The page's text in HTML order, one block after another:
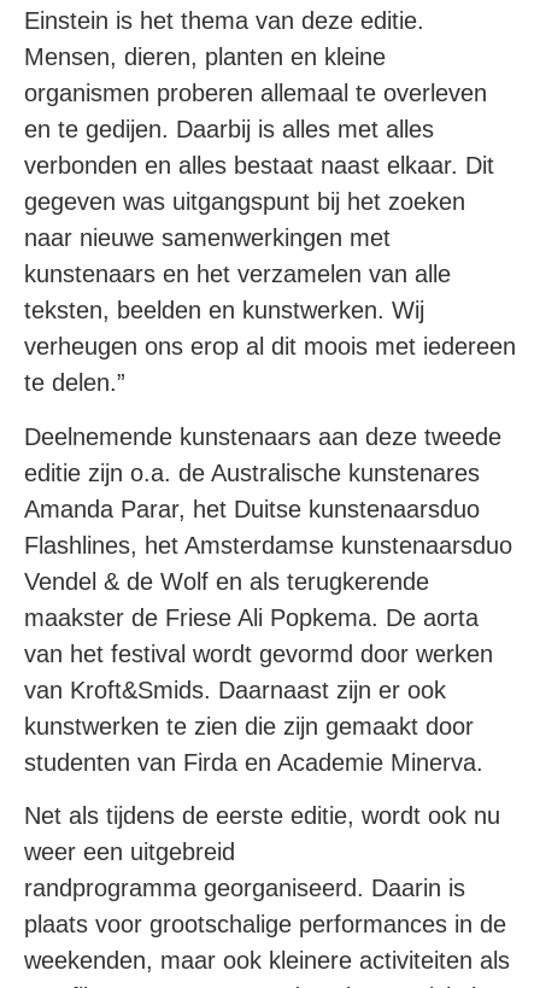
Einstein is het thema van deze editie.
Mensen, dieren, planten en kleine
organismen proberen allemaal te overleven
en te gedijen. Daarbij is alles met alles
verbonden en alles bestaat naast elkaar. Dit
gegeven was uitgangspunt bij het zoeken
naar nieuwe samenwerkingen met
kunstenaars en het verzamelen van alle
teksten, beelden en kunstwerken. Wij
verheugen ons erop al dit moois met iedereen
te delen.”
Deelnemende kunstenaars aan deze tweede
editie zijn o.a. de Australische kunstenares
Amanda Parar, het Duitse kunstenaarsduo
Flashlines, het Amsterdamse kunstenaarsduo
Vendel & de Wolf en als terugkerende
maakster de Friese Ali Popkema. De aorta
van het festival wordt gevormd door werken
van Kroft&Smids. Daarnaast zijn er ook
kunstwerken te zien die zijn gemaakt door
studenten van Firda en Academie Minerva.
Net als tijdens de eerste editie, wordt ook nu
weer een uitgebreid
randprogramma georganiseerd. Daarin is
plaats voor grootschalige performances in de
weekenden, maar ook kleinere activiteiten als